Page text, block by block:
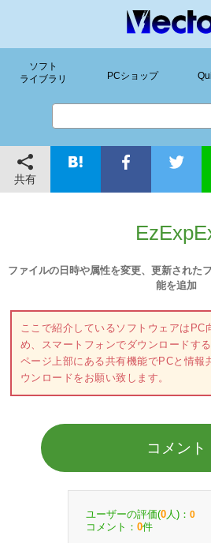
ソフト
ライブラリ
PCショップ
共有
ファイルの日時や属性を変更、更新された
能を追加
ここで紹介しているソフトウェアはPC
め、スマートフォンでダウンロードす
ページ上部にある共有機能でPCと情報
ウンロードをお願い致します。
コメント
ユーザーの評価(0 人)： 0
コメント： 0件